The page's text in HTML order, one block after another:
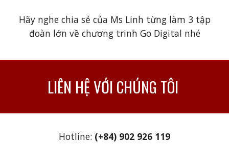
Hãy nghe chia sẻ của Ms Linh từng làm 3 tập
đoàn lớn về chương trinh Go Digital nhé
LIÊN HỆ VỚI CHÚNG TÔI
Hotline: (+84) 902 926 119